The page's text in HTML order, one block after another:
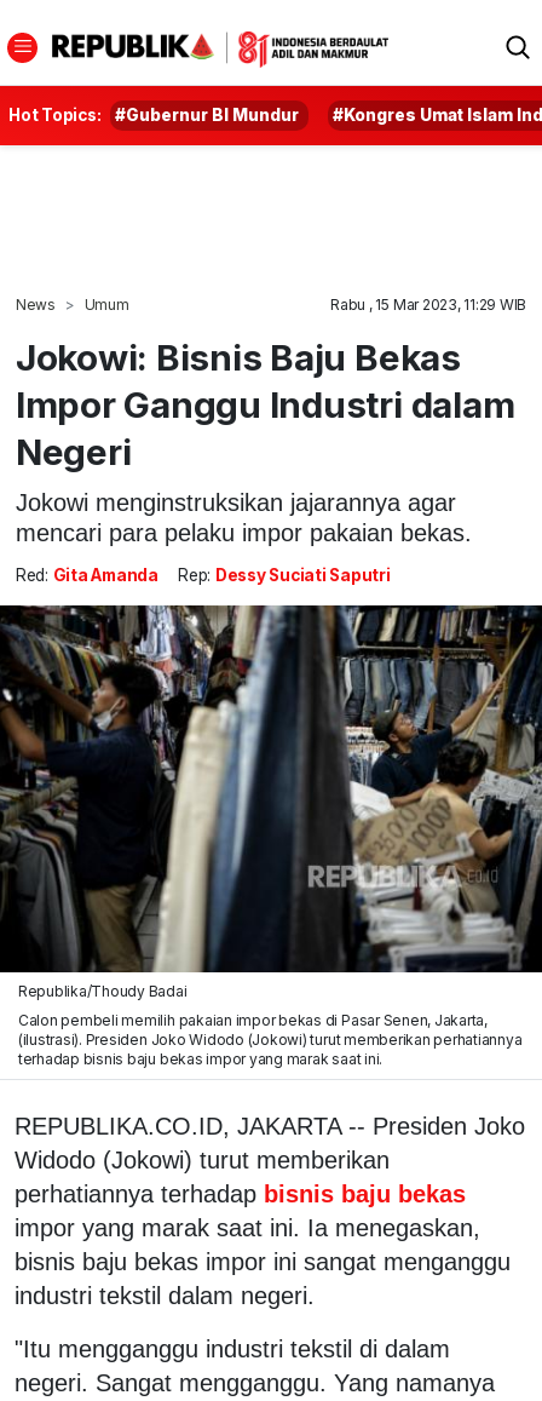
Hot Topics: #Gubernur BI Mundur #Kongres Umat Islam
News Umum Rabu , 15 Mar 2023, 11:29 WIB
Jokowi: Bisnis Baju Bekas
Impor Ganggu Industri dalam
Negeri
Jokowi menginstruksikan jajarannya agar
mencari para pelaku impor pakaian bekas.
Red: Gita Amanda Rep: Dessy Suciati Saputri
Republika/Thoudy Badai
Calon pembeli memilih pakaian impor bekas di Pasar Senen, Jakarta,
(ilustrasi). Presiden Joko Widodo (Jokowi) turut memberikan perhatiannya
terhadap bisnis baju bekas impor yang marak saat ini.
REPUBLIKA.CO.ID, JAKARTA -- Presiden Joko
Widodo (Jokowi) turut memberikan
perhatiannya terhadap bisnis baju bekas
impor yang marak saat ini. Ia menegaskan,
bisnis baju bekas impor ini sangat menganggu
industri tekstil dalam negeri.
"Itu mengganggu industri tekstil di dalam
negeri. Sangat mengganggu. Yang namanya